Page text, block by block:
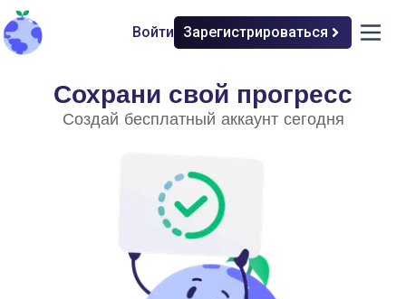
back to home Войти Зарегистрироваться open
Значение климата
Выберите уровень сложности
Продвинутый
Сохрани свой прогресс
Создай бесплатный аккаунт сегодня